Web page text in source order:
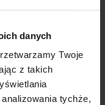
danych
Twoje
z takich
tychże,